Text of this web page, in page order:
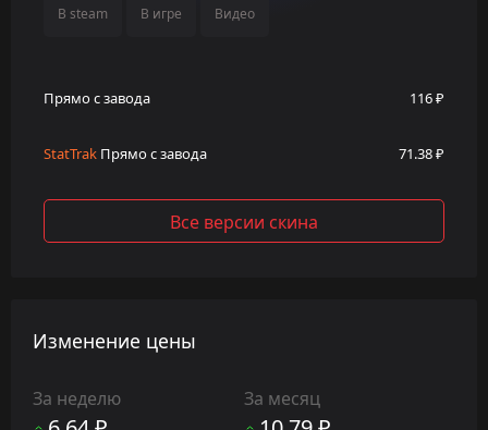
В steam В игре Видео
Прямо с завода 116 ₽
StatTrak Прямо с завода 71.38 ₽
Все версии скина
Изменение цены
За неделю За месяц